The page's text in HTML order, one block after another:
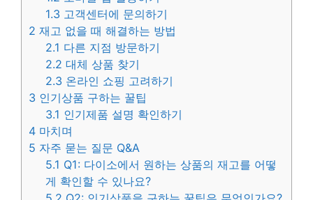
1.3 고객센터에 문의하기
2 재고 없을 때 해결하는 방법
2.1 다른 지점 방문하기
2.2 대체 상품 찾기
2.3 온라인 쇼핑 고려하기
3 인기상품 구하는 꿀팁
3.1 인기제품 설명 확인하기
4 마치며
5 자주 묻는 질문 Q&A
5.1 Q1: 다이소에서 원하는 상품의 재고를 어떻
게 확인할 수 있나요?